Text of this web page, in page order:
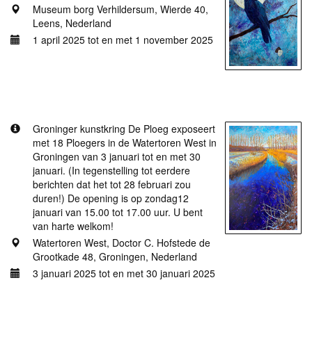
Museum borg Verhildersum, Wierde 40,
Leens, Nederland
1 april 2025 tot en met 1 november 2025
Groninger kunstkring De Ploeg exposeert
met 18 Ploegers in de Watertoren West in
Groningen van 3 januari tot en met 30
januari. (In tegenstelling tot eerdere
berichten dat het tot 28 februari zou
duren!) De opening is op zondag12
januari van 15.00 tot 17.00 uur. U bent
van harte welkom!
Watertoren West, Doctor C. Hofstede de
Grootkade 48, Groningen, Nederland
3 januari 2025 tot en met 30 januari 2025